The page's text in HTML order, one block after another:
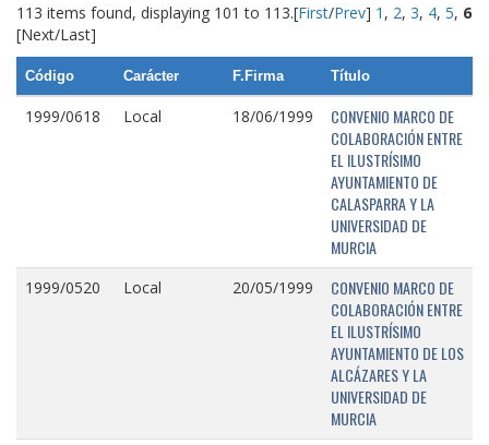
113 items found, displaying 101 to 113.[First/Prev] 1 , 2, 3, 4, 5, 6
[Next/Last]
Código Carácter F.Firma Título
1999/0618 Local 18/06/1999
CONVENIO MARCO DE
COLABORACIÓN ENTRE
EL ILUSTRÍSIMO
AYUNTAMIENTO DE
CALASPARRA Y LA
UNIVERSIDAD DE
MURCIA
1999/0520 Local 20/05/1999
CONVENIO MARCO DE
COLABORACIÓN ENTRE
EL ILUSTRÍSIMO
AYUNTAMIENTO DE LOS
ALCÁZARES Y LA
UNIVERSIDAD DE
MURCIA